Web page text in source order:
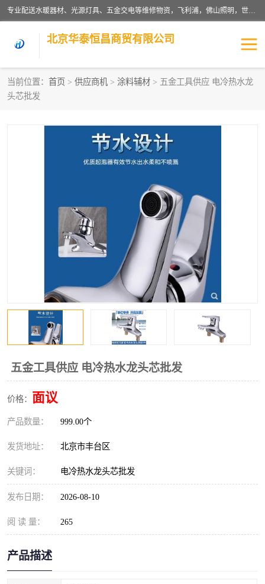
专业配送水暖器材、光源灯具、五金交电等维修物资，飞利浦，佛山照明，世达，博世，九牧，特陶等各产品涉及国内外知名品牌。公司专注与物业、学校、酒店、工厂等单位合作，提供一站式配送服务，降低客户综合成本。依托电子商务改变传统模式，以专业的团队为客户提供24H物资配送到达，货到月结、统一开票，便捷退换等服务，提高了企业的运营效率。
北京华泰恒昌商贸有限公司
当前位置： 首页 > 供应商机 > 涂料辅材 > 五金工具供应 电冷热水龙
头芯批发
五金工具供应 电冷热水龙头芯批发
价格： 面议
产品数量： 999.00个
发货地址： 北京市丰台区
关键词： 电冷热水龙头芯批发
发布日期： 2026-08-10
阅 读 量： 265
产品描述
水暖阀门
涂料辅材